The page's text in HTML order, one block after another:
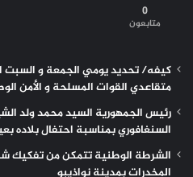
0
متابعون
متقاعدي القوات المسلحة و الأمن
رئيس الجمهورية السيد محمد ولد
السنغافوري بمناسبة احتفال بلاده
الشرطة الوطنية تتمكن من تفكيك
المخدرات بمدينة نواذيبو